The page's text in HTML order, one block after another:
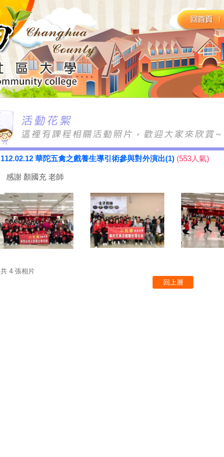
112.02.12 華陀五禽之戲養生導引術參與對外演出(1) (553人氣)
感謝 顏國充 老師
共 4 張相片